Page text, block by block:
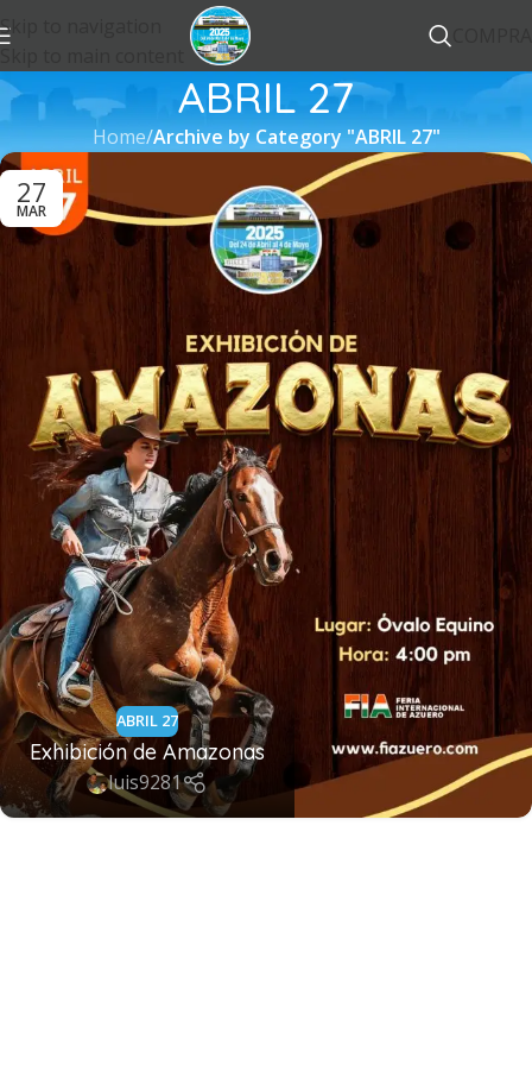
Skip to navigation
ABRIL 27
Home/Archive by Category "ABRIL 27"
27
MAR
ABRIL 27
Exhibición de Amazonas
luis9281